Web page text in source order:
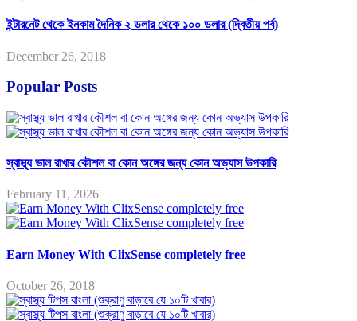
ইন্টারনেট থেকে ইনকাম দৈনিক ২ ডলার থেকে ১০০ ডলার (দ্বিতীয় পর্ব)
December 26, 2018
Popular Posts
স্বাস্থ্য ভাল রাখার কৌশল বা কোন অঙ্গের জন্য কোন অভ্যাস উপকারি
February 11, 2026
Earn Money With ClixSense completely free
October 26, 2018